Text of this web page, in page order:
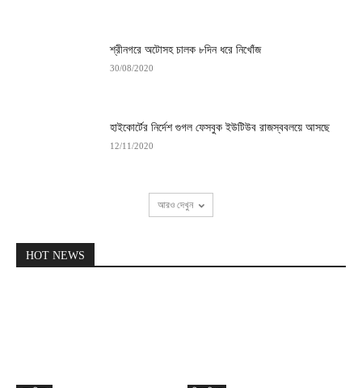
শ্রীনগরে অটোসহ চালক ৮দিন ধরে নিখোঁজ
30/08/2020
হাইকোর্টের নির্দেশ গুগল ফেসবুক ইউটিউব রাজস্ববলয়ে আসছে
12/11/2020
আরও দেখুন
HOT NEWS